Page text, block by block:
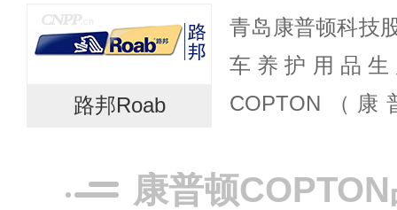
路邦Roab
青岛康普顿科技
车养护用品
COPTON（
布全国31个省
康普顿